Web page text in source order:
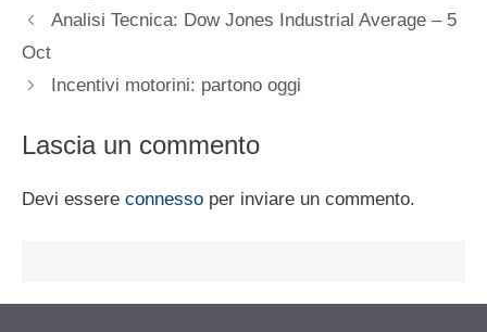
Analisi Tecnica: Dow Jones Industrial Average – 5
Oct
Incentivi motorini: partono oggi
Lascia un commento
Devi essere connesso per inviare un commento.